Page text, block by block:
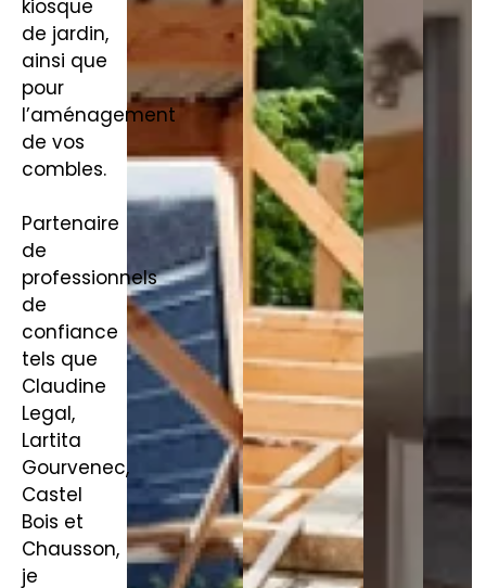
kiosque
de jardin,
ainsi que
pour
l’aménagement
de vos
combles.
Partenaire
de
professionnels
de
confiance
tels que
Claudine
Legal,
Lartita
Gourvenec,
Castel
Bois et
Chausson,
je